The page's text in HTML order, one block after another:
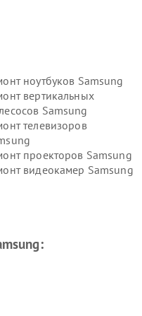
ноутбуков Samsung
вертикальных
Samsung
телевизоров
проекторов Samsung
видеокамер Samsung